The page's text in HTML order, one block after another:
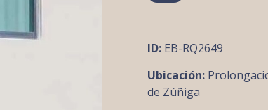
ID: EB-RQ2649
Ubicación:
de Zúñiga